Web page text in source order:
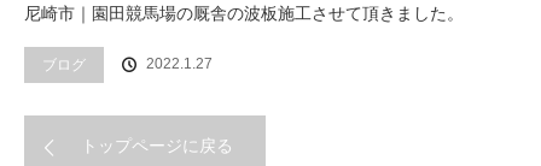
尼崎市｜園田競馬場の厩舎の波板施工させて頂きました。
ブログ 2022.1.27
トップページに戻る